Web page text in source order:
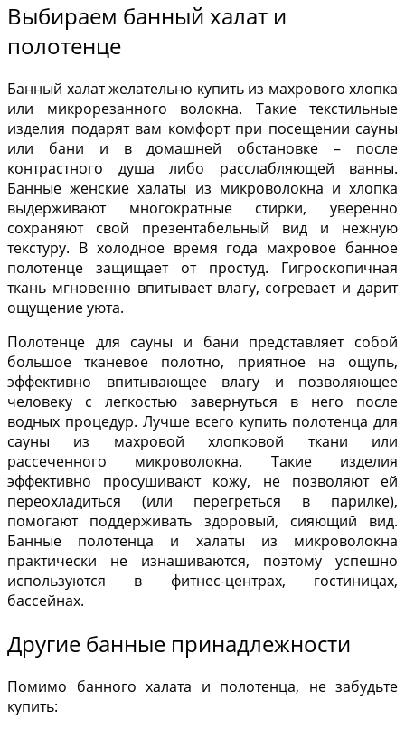
Выбираем банный халат и
полотенце
Банный халат желательно купить из махрового хлопка
или микрорезанного волокна. Такие текстильные
изделия подарят вам комфорт при посещении сауны
или бани и в домашней обстановке – после
контрастного душа либо расслабляющей ванны.
Банные женские халаты из микроволокна и хлопка
выдерживают многократные стирки, уверенно
сохраняют свой презентабельный вид и нежную
текстуру. В холодное время года махровое банное
полотенце защищает от простуд. Гигроскопичная
ткань мгновенно впитывает влагу, согревает и дарит
ощущение уюта.
Полотенце для сауны и бани представляет собой
большое тканевое полотно, приятное на ощупь,
эффективно впитывающее влагу и позволяющее
человеку с легкостью завернуться в него после
водных процедур. Лучше всего купить полотенца для
сауны из махровой хлопковой ткани или
рассеченного микроволокна. Такие изделия
эффективно просушивают кожу, не позволяют ей
переохладиться (или перегреться в парилке),
помогают поддерживать здоровый, сияющий вид.
Банные полотенца и халаты из микроволокна
практически не изнашиваются, поэтому успешно
используются в фитнес-центрах, гостиницах,
бассейнах.
Другие банные принадлежности
Помимо банного халата и полотенца, не забудьте
купить: